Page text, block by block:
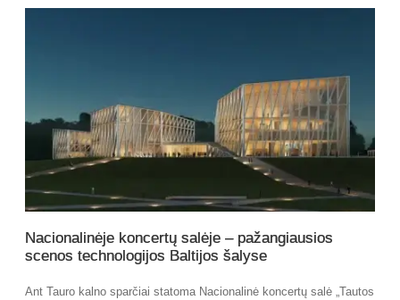
Nacionalinėje koncertų salėje – pažangiausios
scenos technologijos Baltijos šalyse
Ant Tauro kalno sparčiai statoma Nacionalinė koncertų salė „Tautos